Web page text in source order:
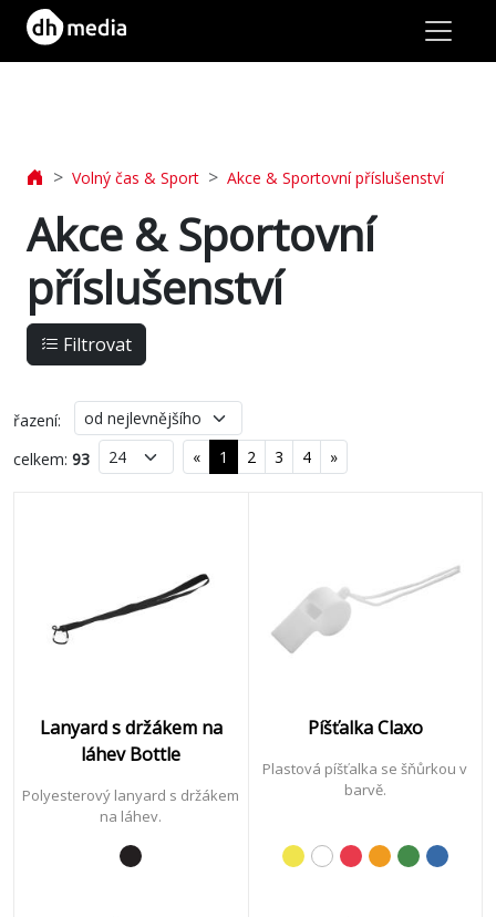
Jídlo
&
Nápoje
&
Cestování
Mobil
Psaní
Kancelář
Volný čas & Sport Akce & Sportovní příslušenství
Akce & Sportovní
příslušenství
Filtrovat
řazení:
celkem: 93 « 1 2 3 4 »
Lanyard s držákem na
láhev Bottle
Polyesterový lanyard s držákem
na láhev.
Píšťalka Claxo
Plastová píšťalka se šňůrkou v
barvě.